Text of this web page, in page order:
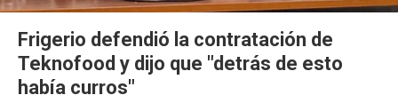
Frigerio defendió la contratación de
Teknofood y dijo que "detrás de esto
había curros"